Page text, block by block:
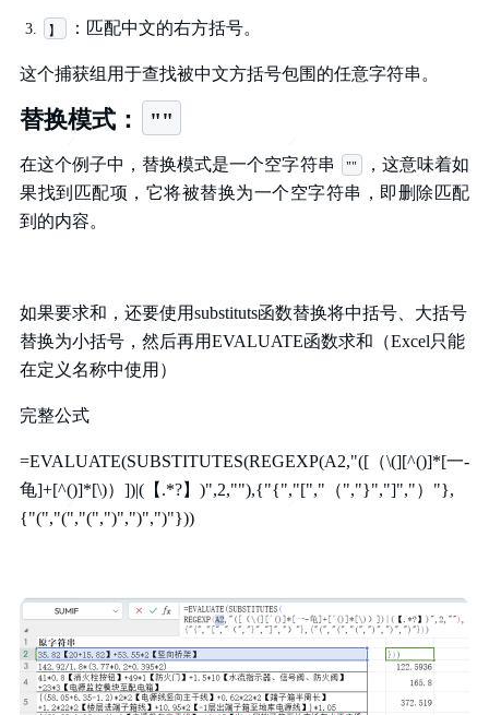
】 ：匹配中文的右方括号。
这个捕获组用于查找被中文方括号包围的任意字符串。
替换模式： ""
在这个例子中，替换模式是一个空字符串 ""
，这意味着如
果找到匹配项，它将被替换为一个空字符串，即删除匹配
到的内容。
如果要求和，还要使用substituts函数替换将中括号、大括号
替换为小括号，然后再用EVALUATE函数求和（Excel只能
在定义名称中使用）
完整公式
=EVALUATE(SUBSTITUTES(REGEXP(A2,"([（\(][^()]*[一-
龟]+[^()]*[\)）])|(【.*?】)",2,""),{"{","[","（","}","]","）"},
{"(","(","(",")",")",")"}))